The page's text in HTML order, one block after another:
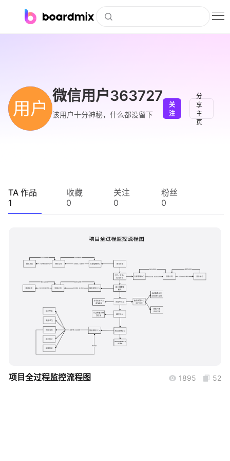
下载
会员
企业服务
用户
微信用户363727
该用户十分神秘，什么都没留下
关
注
分
享
主
页
TA 作品
1
收藏
0
关注
0
粉丝
0
boardmix
项目全过程监控流程图 1895 52